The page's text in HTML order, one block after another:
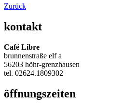
Zurück
kontakt
Café Libre
brunnenstraße elf a
56203 höhr-grenzhausen
tel. 02624.1809302
öffnungszeiten